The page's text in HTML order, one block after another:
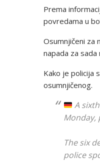
Prema
povredama u
Osumnjičeni za
napada za sada
Kako je policija
osumnjičenog.
A
Monday,
The six
police